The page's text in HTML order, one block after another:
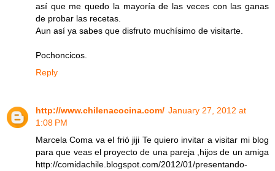
así que me quedo la mayoría de las veces con las ganas
de probar las recetas.
Aun así ya sabes que disfruto muchísimo de visitarte.
Pochoncicos.
Reply
http://www.chilenacocina.com/ January 27, 2012 at
1:08 PM
Marcela Coma va el frió jiji Te quiero invitar a visitar mi blog
para que veas el proyecto de una pareja ,hijos de un amiga
http://comidachile.blogspot.com/2012/01/presentando-